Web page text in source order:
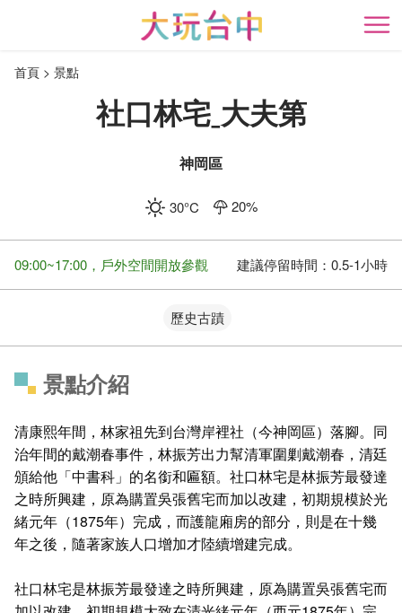
開
首頁 景點
社口林宅ˍ大夫第
神岡區
30°C 20%
09:00~17:00，戶外空間開放參觀 建議停留時間： 0.5-1小時
歷史古蹟
景點介紹
清康熙年間，林家祖先到台灣岸裡社（今神岡區）落腳。同
治年間的戴潮春事件，林振芳出力幫清軍圍剿戴潮春，清廷
頒給他「中書科」的名銜和匾額。社口林宅是林振芳最發達
之時所興建，原為購置吳張舊宅而加以改建，初期規模於光
緒元年（1875年）完成，而護龍廂房的部分，則是在十幾
年之後，隨著家族人口增加才陸續增建完成。
社口林宅是林振芳最發達之時所興建，原為購置吳張舊宅而